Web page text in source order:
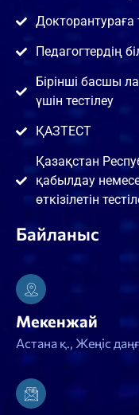
Педагогтердің
Бірінші басшы
үшін тестілеу
ҚАЗТЕСТ
Қазақстан
қабылдау
өткізілетін
Байланыс
Мекенжай
Астана қ., Жеңіс